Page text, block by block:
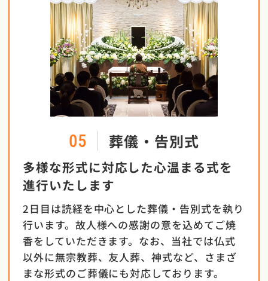
05 葬儀・告別式
多様な形式に対応した心温まる式を
進行いたします
2日目は読経を中心とした葬儀・告別式を執り
行います。故人様への感謝の意を込めてご焼
香をしていただきます。なお、当社では仏式
以外に無宗教葬、友人葬、神式など、さまざ
まな形式のご葬儀にも対応しております。